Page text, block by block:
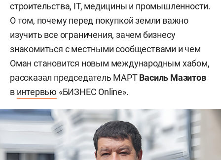
строительства, IT, медицины и промышленности.
О том, почему перед покупкой земли важно
изучить все ограничения, зачем бизнесу
знакомиться с местными сообществами и чем
Оман становится новым международным хабом,
рассказал председатель МАРТВасиль Мазитов
в интервью «БИЗНЕС Online».